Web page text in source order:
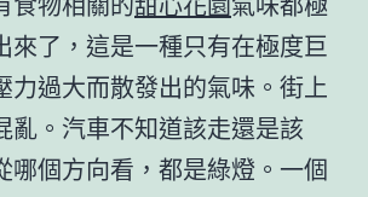
來了，這是一種只有在極度巨
力過大而散發出的氣味。街上
亂。汽車不知道該走還是該
哪個方向看，都是綠燈。一個